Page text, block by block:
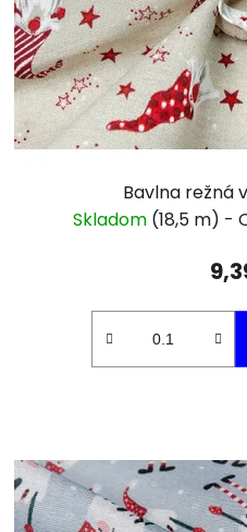
Bavlna režná
Skladom (18,5 m)